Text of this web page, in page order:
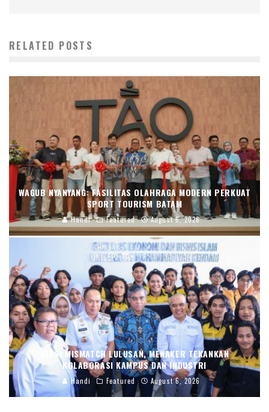
RELATED POSTS
WAGUB NYANYANG: FASILITAS OLAHRAGA MODERN PERKUAT
SPORT TOURISM BATAM
Handi Featured August 6, 2026
ATASI MISMATCH LULUSAN, MENAKER TEKANKAN
KOLABORASI KAMPUS DAN INDUSTRI
Handi Featured August 6, 2026